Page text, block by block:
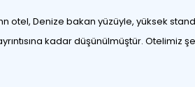
otel, Denize bakan yüzüyle, yüksek
kadar düşünülmüştür.